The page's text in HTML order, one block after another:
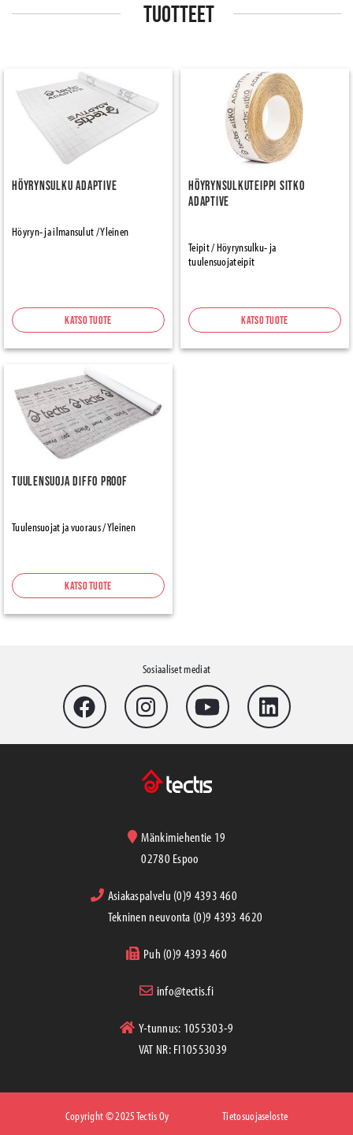
TUOTTEET
Höyrynsulku Adaptive
Höyryn- ja ilmansulut / Yleinen
Katso tuote
Höyrynsulkuteippi Sitko
Adaptive
Teipit / Höyrynsulku- ja
tuulensuojateipit
Katso tuote
Tuulensuoja Diffo Proof
Tuulensuojat ja vuoraus / Yleinen
Katso tuote
Sosiaaliset mediat
Mänkimiehentie 19
02780 Espoo
Asiakaspalvelu (0)9 4393 460
Tekninen neuvonta (0)9 4393 4620
Puh (0)9 4393 460
info@tectis.fi
Y-tunnus: 1055303-9
VAT NR: FI10553039
Copyright © 2025 Tectis Oy Tietosuojaseloste